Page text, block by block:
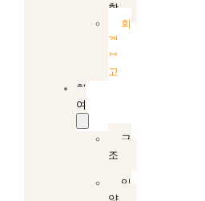
항
회
계
보
고
참
여
구
조
입